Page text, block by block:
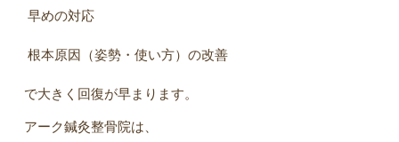
早めの対応
根本原因（姿勢・使い方）の改善
で大きく回復が早まります。
アーク鍼灸整骨院は、